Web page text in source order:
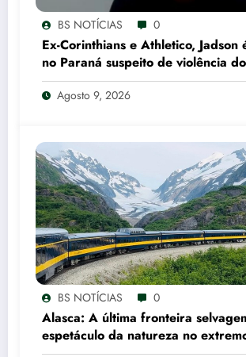
BS NOTÍCIAS 0
Ex-Corinthians e Athletico, Jadson
no Paraná suspeito de violência
Agosto 9, 2026
BS NOTÍCIAS 0
Alasca: A última fronteira
espetáculo da natureza no